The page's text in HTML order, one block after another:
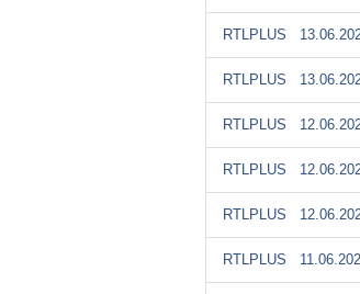
RTLPLUS
RTLPLUS
RTLPLUS
RTLPLUS
RTLPLUS
RTLPLUS